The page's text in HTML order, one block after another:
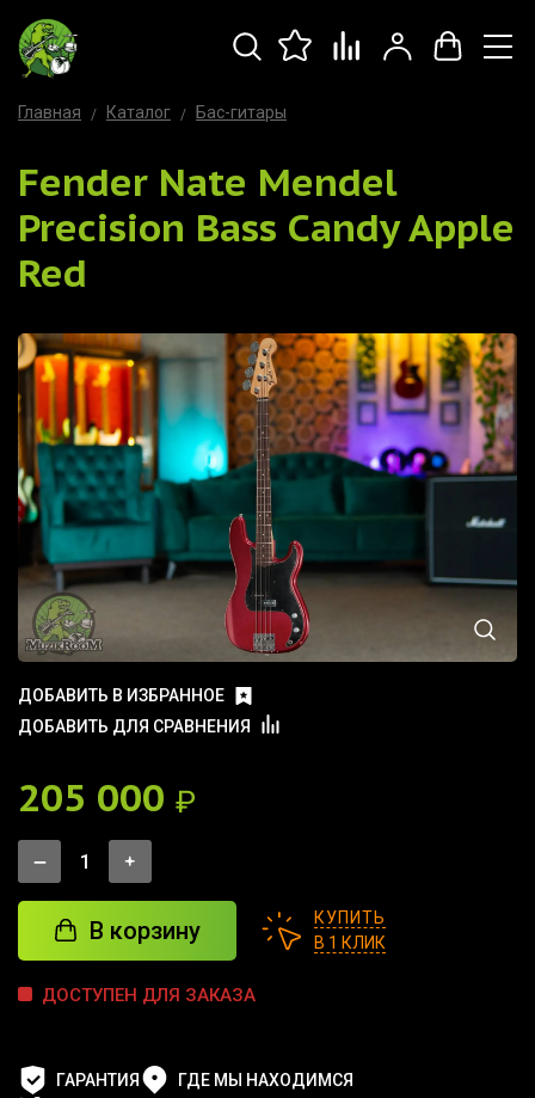
Главная Каталог Бас-гитары
Fender Nate Mendel
Precision Bass Candy Apple
Red
ДОБАВИТЬ В ИЗБРАННОЕ
ДОБАВИТЬ ДЛЯ СРАВНЕНИЯ
205 000 ₽
В корзину
КУПИТЬ
В 1 КЛИК
ДОСТУПЕН ДЛЯ ЗАКАЗА
ГАРАНТИЯ
ГДЕ МЫ НАХОДИМСЯ